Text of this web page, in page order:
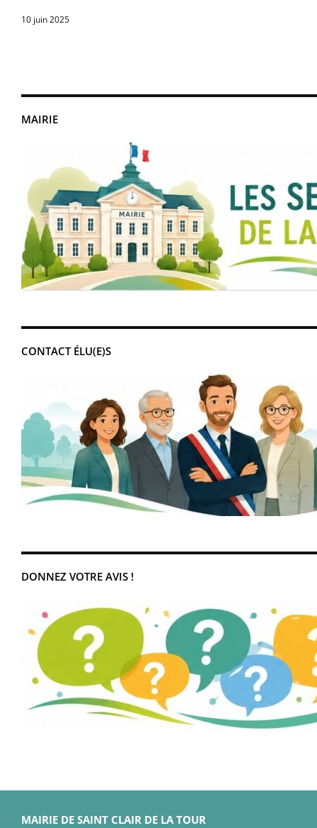
MAIRIE
CONTACT ÉLU(E)S
DONNEZ VOTRE AVIS !
10 juin 2025
MAIRIE DE SAINT CLAIR DE LA TOUR